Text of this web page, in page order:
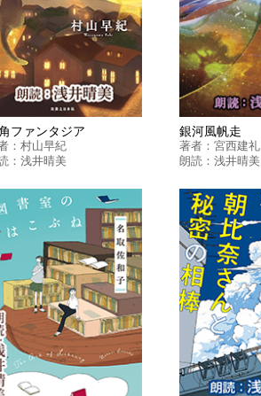
ファンタジア
： 村山早紀
： 浅井晴美
銀河風帆走
著者：宮西建礼
朗読：浅井晴美